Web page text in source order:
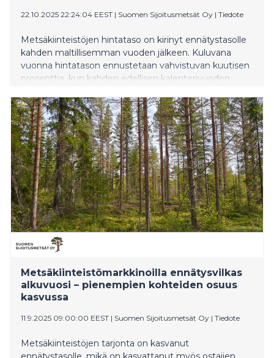
22.10.2025 22:24:04 EEST | Suomen Sijoitusmetsät Oy | Tiedote
Metsäkiinteistöjen hintataso on kirinyt ennätystasolle
kahden maltillisemman vuoden jälkeen. Kuluvana
vuonna hintatason ennustetaan vahvistuvan kuutisen
prosenttia, kun kahden edellisen kalenterivuoden
Metsäkiinteistömarkkinoilla ennätysvilkas
alkuvuosi – pienempien kohteiden osuus
kasvussa
11.9.2025 09:00:00 EEST | Suomen Sijoitusmetsät Oy | Tiedote
Metsäkiinteistöjen tarjonta on kasvanut